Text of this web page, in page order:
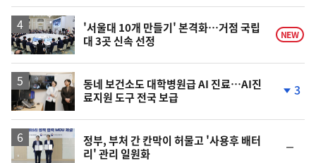
상
승
'서울대 10개 만들기' 본격화…거점 국립
대 3곳 신속 선정
NEW
동네 보건소도 대학병원급 AI 진료…AI진
료지원 도구 전국 보급
하
3
정부, 부처 간 칸막이 허물고 '사용후 배터
리' 관리 일원화